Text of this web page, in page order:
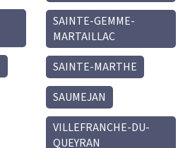
SAINTE-GEMME-
MARTAILLAC
SAINTE-MARTHE
SAUMEJAN
VILLEFRANCHE-DU-
QUEYRAN